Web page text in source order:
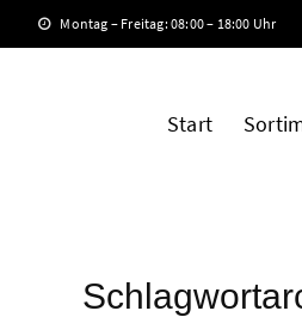
Montag – Freitag: 08:00 – 18:00 Uhr
Start